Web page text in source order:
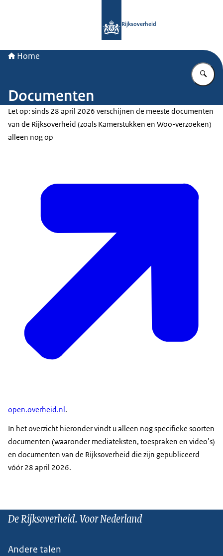
Rijksoverheid
Home
Documenten
Let op: sinds 28 april 2026 verschijnen de meeste documenten
van de Rijksoverheid (zoals Kamerstukken en Woo-verzoeken)
alleen nog op
open.overheid.nl.
In het overzicht hieronder vindt u alleen nog specifieke soorten
documenten (waaronder mediateksten, toespraken en video’s)
en documenten van de Rijksoverheid die zijn gepubliceerd
vóór 28 april 2026.
De Rijksoverheid. Voor Nederland
Andere talen